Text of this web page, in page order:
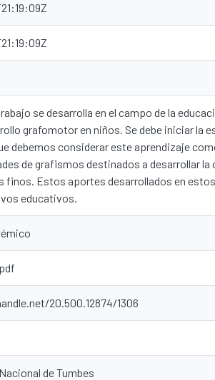
se desarrolla en el campo de la
grafomotor en niños. Se debe iniciar la
debemos considerar este aprendizaje
de grafismos destinados a desarrollar
Estos aportes desarrollados en
educativos.
20.500.12874/1306
de Tumbes